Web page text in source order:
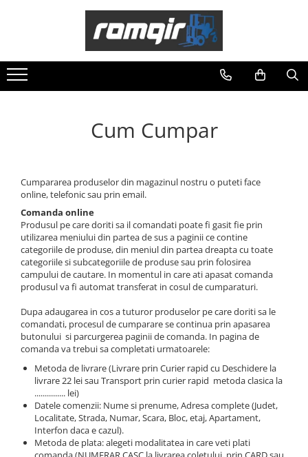
Piese Motor D 2500
Piese Motor D 3900
Catarg Motostivuitor Balkancar
Alte Piese Catarg
Piese Punte Față Motostivuitor
Planetare Balkancar
Diverse Piese Alimentare
Duze Injector
Injectoare Balkancar
Pompe Alimentare
Pompe Injectie
Transmisie Balkancar
Alte Piese Transmisie
Ambreiaj
Cardan Transmisie
Convertizoare de Cuplu
Discuri Transmisie
Pompe Transmisie
Sistem Directie
Bielete Motostivuitor
Piese Directie Stivuitoare
Pivoți Direcție
Sistem Electric
Alternatoare Motostivuitor
Bujii Motostivuitoare
Contact Pornire
Electromotoare Stivuitor
Lampi Faruri si Proiectoare
Piese Electrice Motostivuitor
Sistem Franare
Cilindrii Frana
Frana de Mana
Piese Frane Stivuitor
Pistoane Frana
Placute de Frana
Pompe Frana
Acumulatori / Baterii
Baterii 12 Volti
Filtre Transmisie
Filtre Ulei Motor
Uleiuri si Lubrifianti
Ulei Hidraulic
Ulei Motor
Furci Frontale
Prelungitoare Furci
Cum Cumpar
Cumpararea produselor din magazinul nostru o puteti face
online, telefonic sau prin email.
Comanda online
Produsul pe care doriti sa il comandati poate fi gasit fie prin
utilizarea meniului din partea de sus a paginii ce contine
categoriile de produse, din meniul din partea dreapta cu toate
categoriile si subcategoriile de produse sau prin folosirea
campului de cautare. In momentul in care ati apasat comanda
produsul va fi automat transferat in cosul de cumparaturi.
Dupa adaugarea in cos a tuturor produselor pe care doriti sa le
comandati, procesul de cumparare se continua prin apasarea
butonului si parcurgerea paginii de comanda. In pagina de
comanda va trebui sa completati urmatoarele:
Metoda de livrare (Livrare prin Curier rapid cu Deschidere la
livrare 22 lei sau Transport prin curier rapid metoda clasica la
............... lei)
Datele comenzii: Nume si prenume, Adresa complete (Judet,
Localitate, Strada, Numar, Scara, Bloc, etaj, Apartament,
Interfon daca e cazul).
Metoda de plata: alegeti modalitatea in care veti plati